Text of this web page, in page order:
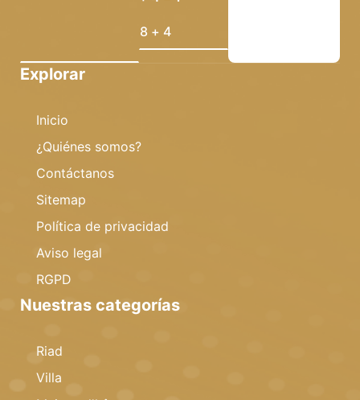
Explorar
Inicio
¿Quiénes somos?
Contáctanos
Sitemap
Política de privacidad
Aviso legal
RGPD
Nuestras categorías
Riad
Villa